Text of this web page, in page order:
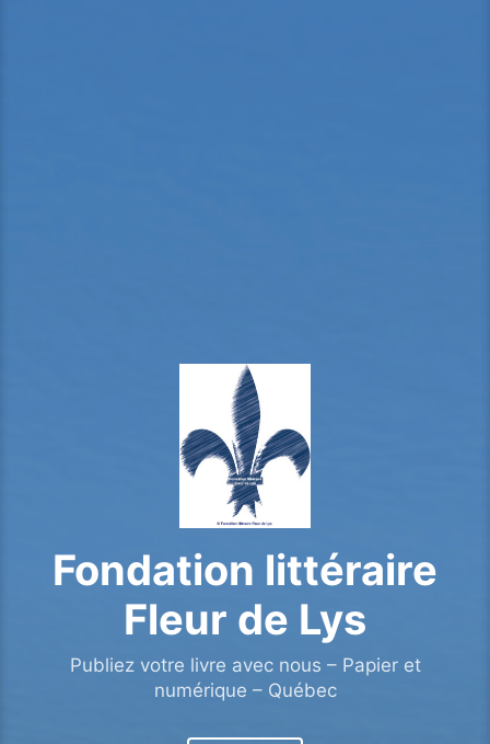
Fondation littéraire
Fleur de Lys
Publiez votre livre avec nous – Papier et
numérique – Québec